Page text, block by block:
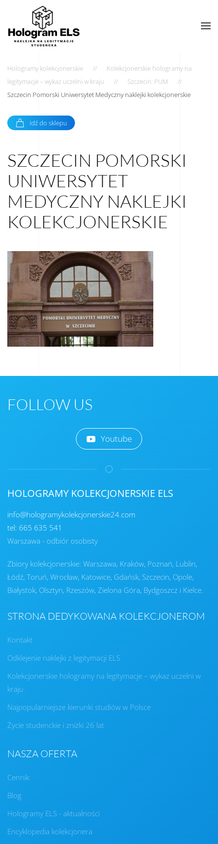
Hologramy kolekcjonerskie
Kolekcjonerskie hologramy na
legitymacje – wykaz uczelni w kraju
Szczecin: PUM
Szczecin Pomorski Uniwersytet Medyczny naklejki kolekcjonerskie
Idź do sklepu
SZCZECIN POMORSKI
UNIWERSYTET
MEDYCZNY NAKLEJKI
KOLEKCJONERSKIE
FOLLOW US
Youtube
HOLOGRAMY KOLEKCJONERSKIE ELS
info@hologramykolekcjonerskie24.com
tel: 665 635 541
Warszawa - odbiór osobisty
Zbiory kolekcjonerskie: Warszawa, Kraków, Poznań, Lublin,
Łódź, Toruń, Wrocław, Katowice, Gdańsk, Szczecin, Opole,
Białystok, Olsztyn, Rzeszów, Zielona Góra, Bydgoszcz i Kielce.
STRONA DEDYKOWANA KOLEKCJONEROM
Kontakt
Odklejenie naklejki z legitymacji ELS
Kolekcjonerskie hologramy na legitymacje – wykaz uczelni w
kraju
Najpopularniejsze kierunki studiów w Polsce
Życie studenckie i zniżki 26 lat
NASZA OFERTA
Cennik
Blog
Hologramy ELS - aktualności
Encyklopedia kolekcjonera